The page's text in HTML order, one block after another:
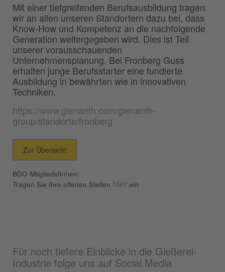
Mit einer tiefgreifenden Berufsausbildung tragen
wir an allen unseren Standortern dazu bei, dass
Know-How und Kompetenz an die nachfolgende
Generation weitergegeben wird. Dies ist Teil
unserer vorausschauenden
Unternehmensplanung. Bei Fronberg Guss
erhalten junge Berufsstarter eine fundierte
Ausbildung in bewährten wie in innovativen
Techniken.
https://www.gienanth.com/gienanth-
group/standorte/fronberg
Zur Übersicht
BDG-Mitgliedsfirmen:
Tragen Sie Ihre offenen Stellen hier ein
Für noch tiefere Einblicke in die Gießerei-
Industrie folge uns auf Social Media